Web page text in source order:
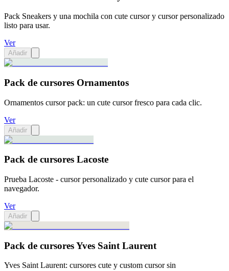
Pack Sneakers y una mochila con cute cursor y cursor personalizado
listo para usar.
Ver
Añadir
Pack de cursores Ornamentos
Ornamentos cursor pack: un cute cursor fresco para cada clic.
Ver
Añadir
Pack de cursores Lacoste
Prueba Lacoste - cursor personalizado y cute cursor para el
navegador.
Ver
Añadir
Pack de cursores Yves Saint Laurent
Yves Saint Laurent: cursores cute y custom cursor sin